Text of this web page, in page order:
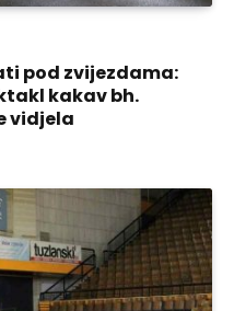
pod zvijezdama:
kakav bh.
vidjela